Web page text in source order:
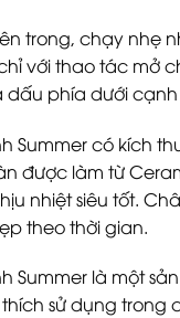
trong, chạy nhẹ
với thao tác mở
dấu phía dưới
Summer có kích
được làm từ
nhiệt siêu tốt.
theo thời gian.
Summer là một
sử dụng